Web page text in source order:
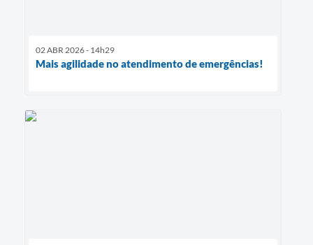
02 ABR 2026 - 14h29
Mais agilidade no atendimento de emergências!